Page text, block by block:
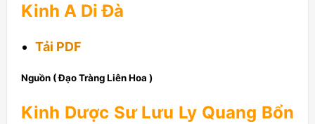
Kinh A Di Đà
Tải PDF
Nguồn ( Đạo Tràng Liên Hoa )
Kinh Dược Sư Lưu Ly Quang Bổn